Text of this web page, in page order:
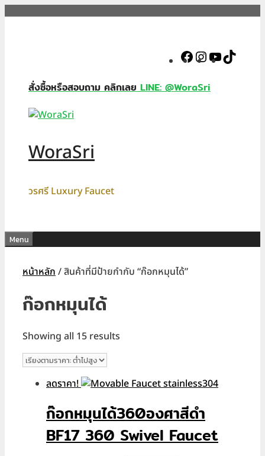
Facebook
Instagram
YouTube
สั่งซื้อหรือสอบถาม คลิกเลยLINE: @WoraSri
WoraSri
วรศรี Luxury Faucet
Menu
หน้าหลัก / สินค้าที่มีป้ายกำกับ “ก๊อกหมุนได้”
ก๊อกหมุนได้
Showing all 15 results
low
to
high
ลดราคา!
ก๊อกหมุนได้360องศาสีดำ
BF17 360 Swivel Faucet